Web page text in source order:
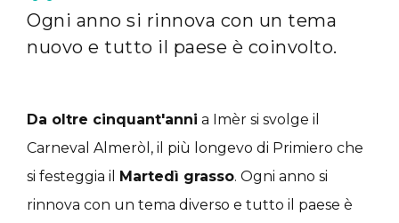
Ogni anno si rinnova con un tema
nuovo e tutto il paese è coinvolto.
Da oltre cinquant'anni a Imèr si svolge il
Carneval Almeròl, il più longevo di Primiero che
si festeggia il Martedì grasso. Ogni anno si
rinnova con un tema diverso e tutto il paese è